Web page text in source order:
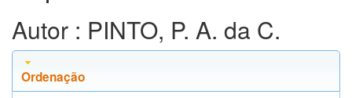
Autor : PINTO, P. A. da C.
Ordenação